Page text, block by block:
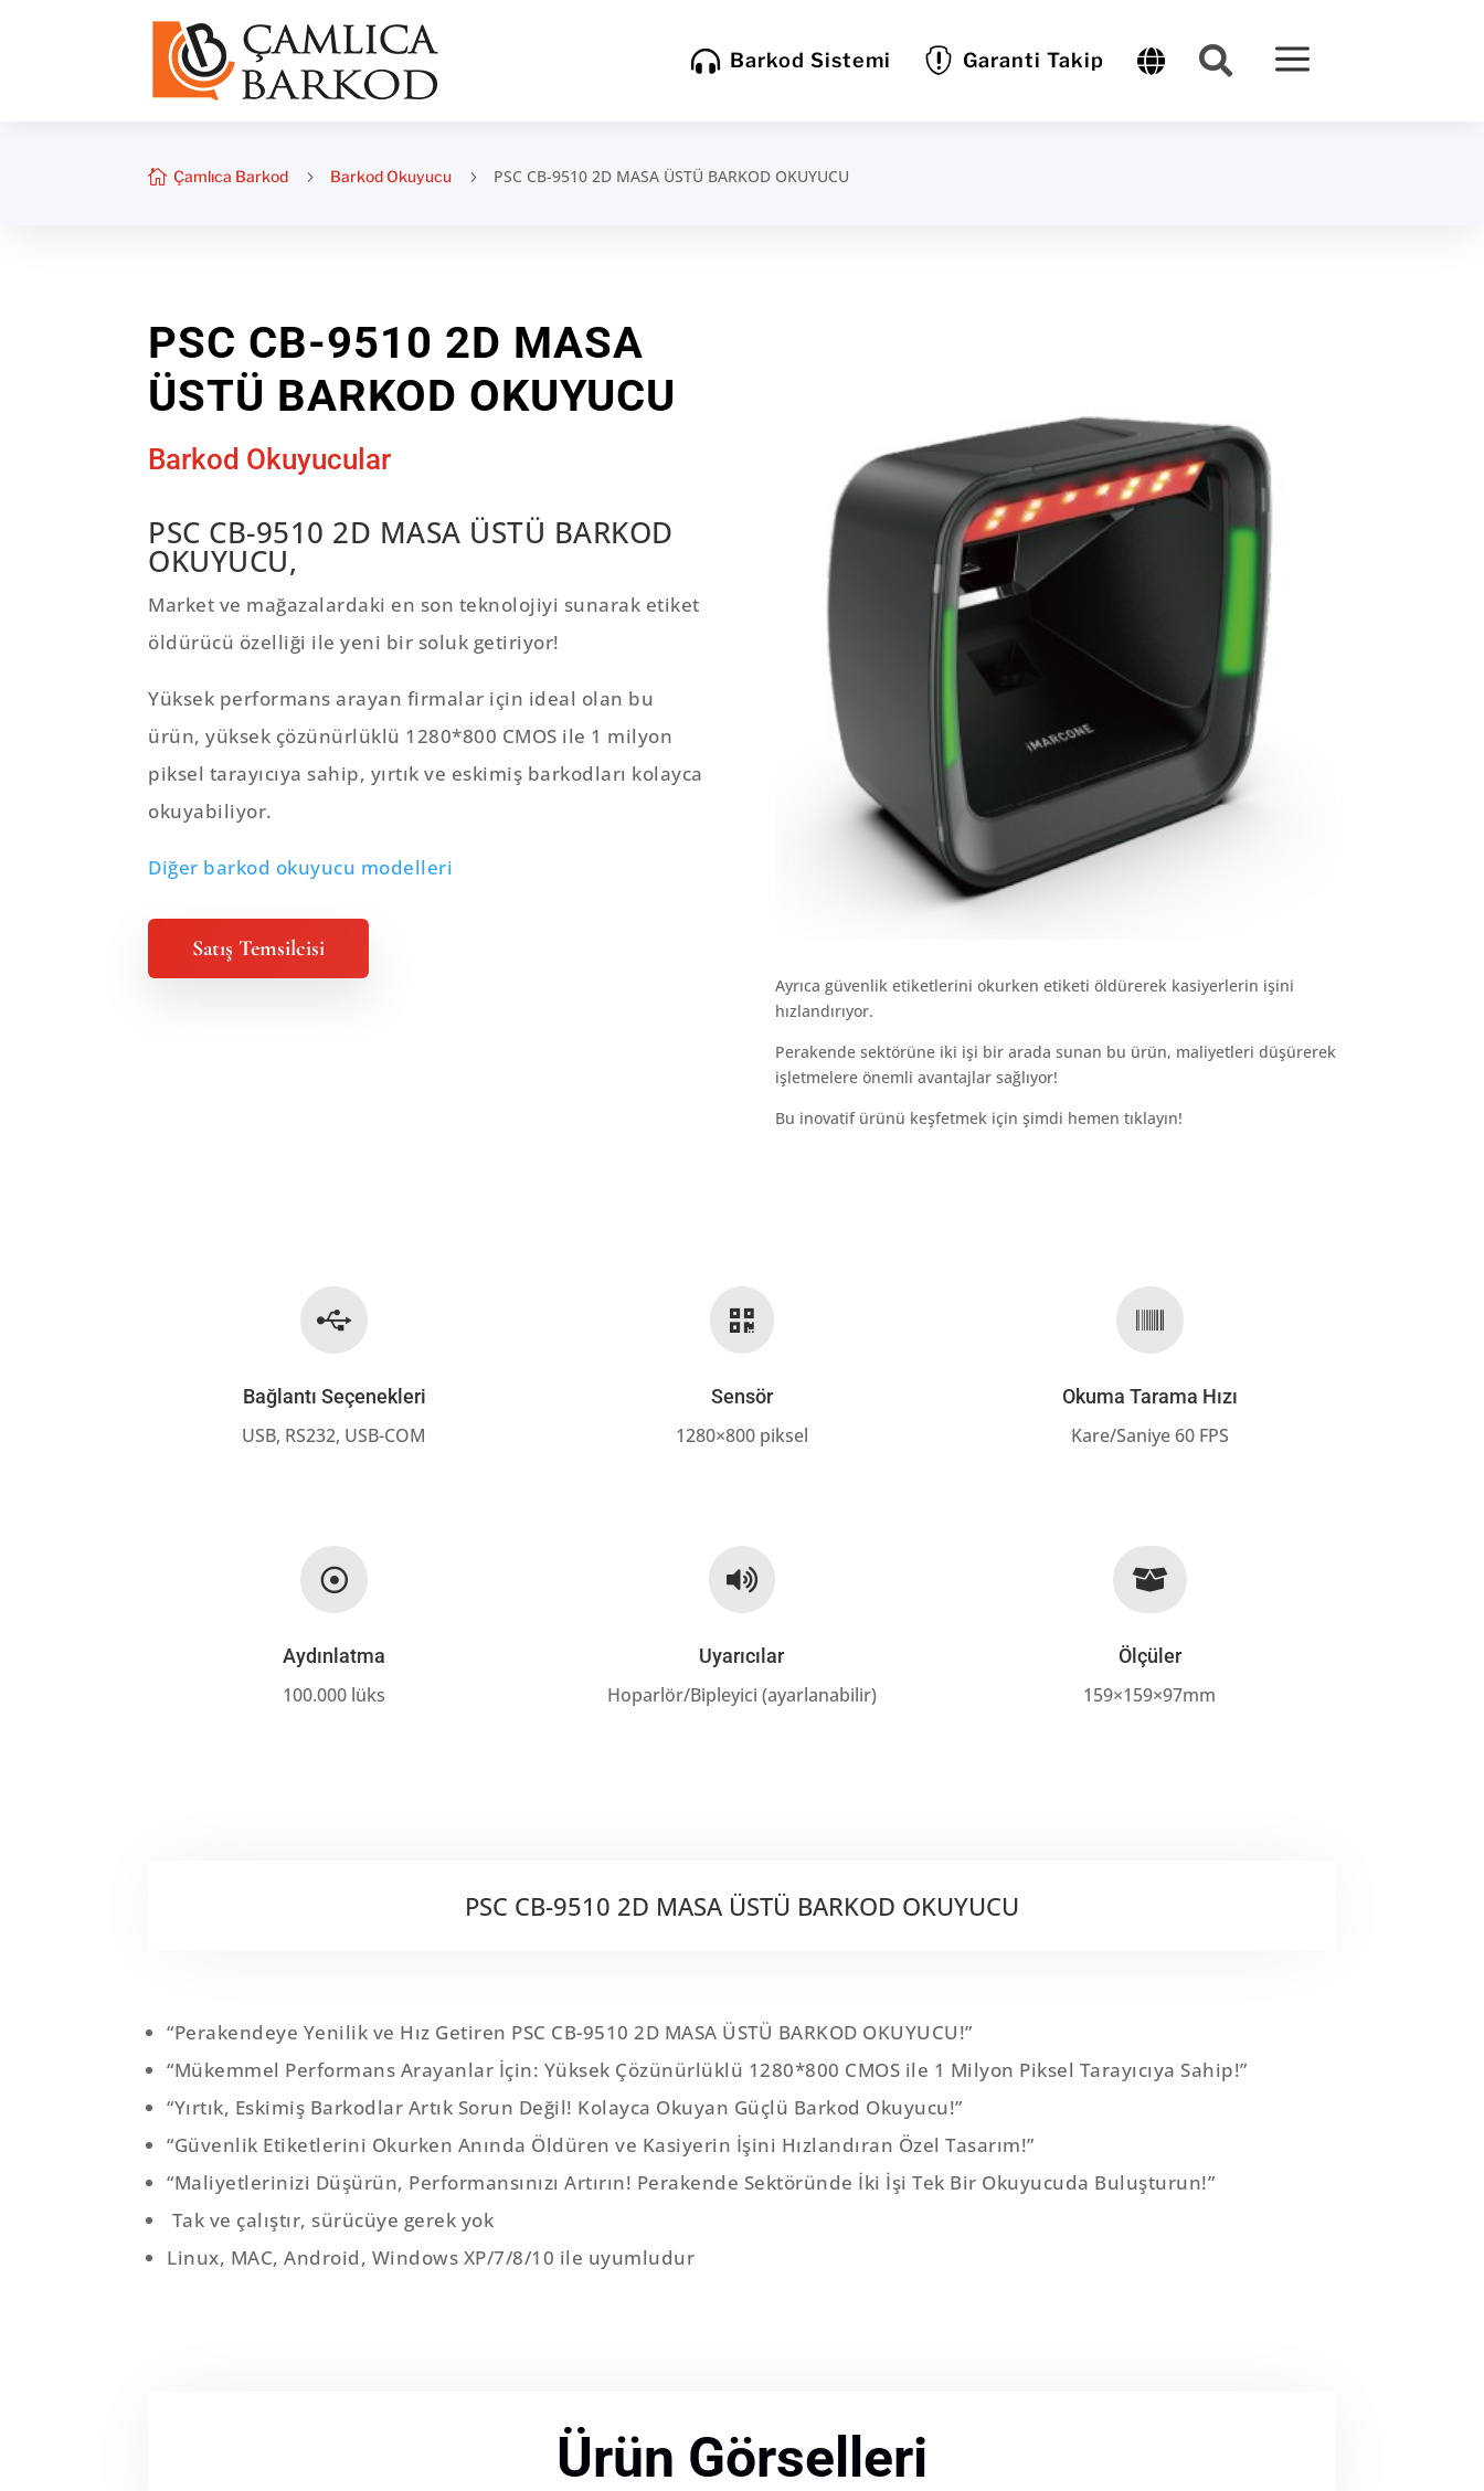
 Barkod Sistemi  Garanti Takip   a
 Çamlıca Barkod 5 Barkod Okuyucu 5 PSC CB-9510 2D MASA ÜSTÜ BARKOD OKUYUCU
PSC CB-9510 2D MASA
ÜSTÜ BARKOD OKUYUCU
Barkod Okuyucular
PSC CB-9510 2D MASA ÜSTÜ BARKOD
OKUYUCU,
Market ve mağazalardaki en son teknolojiyi sunarak etiket
öldürücü özelliği ile yeni bir soluk getiriyor!
Yüksek performans arayan firmalar için ideal olan bu
ürün, yüksek çözünürlüklü 1280*800 CMOS ile 1 milyon
piksel tarayıcıya sahip, yırtık ve eskimiş barkodları kolayca
okuyabiliyor.
Diğer barkod okuyucu modelleri
Satış Temsilcisi
Ayrıca güvenlik etiketlerini okurken etiketi öldürerek kasiyerlerin işini
hızlandırıyor.
Perakende sektörüne iki işi bir arada sunan bu ürün, maliyetleri düşürerek
işletmelere önemli avantajlar sağlıyor!
Bu inovatif ürünü keşfetmek için şimdi hemen tıklayın!

Bağlantı Seçenekleri
USB, RS232, USB-COM

Sensör
1280×800 piksel

Okuma Tarama Hızı
Kare/Saniye 60 FPS

Aydınlatma
100.000 lüks

Uyarıcılar
Hoparlör/Bipleyici (ayarlanabilir)

Ölçüler
159×159×97mm
PSC CB-9510 2D MASA ÜSTÜ BARKOD OKUYUCU
“Perakendeye Yenilik ve Hız Getiren PSC CB-9510 2D MASA ÜSTÜ BARKOD OKUYUCU!”
“Mükemmel Performans Arayanlar İçin: Yüksek Çözünürlüklü 1280*800 CMOS ile 1 Milyon Piksel Tarayıcıya Sahip!”
“Yırtık, Eskimiş Barkodlar Artık Sorun Değil! Kolayca Okuyan Güçlü Barkod Okuyucu!”
“Güvenlik Etiketlerini Okurken Anında Öldüren ve Kasiyerin İşini Hızlandıran Özel Tasarım!”
“Maliyetlerinizi Düşürün, Performansınızı Artırın! Perakende Sektöründe İki İşi Tek Bir Okuyucuda Buluşturun!”
Tak ve çalıştır, sürücüye gerek yok
Linux, MAC, Android, Windows XP/7/8/10 ile uyumludur
Ürün Görselleri